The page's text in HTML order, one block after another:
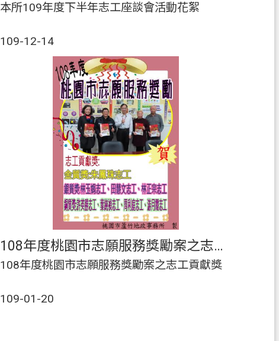
109-12-14
本所109年度下半年志工座談會活動花絮
108年度桃園市志願服務獎勵案之志工貢獻獎
109-01-20
108年度桃園市志願服務獎勵案之志工貢獻獎